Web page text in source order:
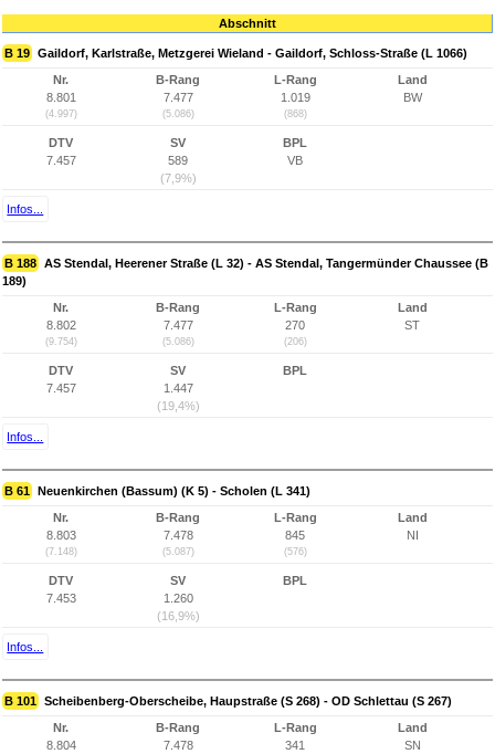
Abschnitt
B 19 Gaildorf, Karlstraße, Metzgerei Wieland - Gaildorf, Schloss-Straße (L 1066)
Nr.
8.801
(4.997)
B-Rang
7.477
(5.086)
L-Rang
1.019
(868)
Land
BW
DTV
7.457
SV
589
(7,9%)
BPL
VB
Infos...
B 188 AS Stendal, Heerener Straße (L 32) - AS Stendal, Tangermünder Chaussee (B
189)
Nr.
8.802
(9.754)
B-Rang
7.477
(5.086)
L-Rang
270
(206)
Land
ST
DTV
7.457
SV
1.447
(19,4%)
BPL
Infos...
B 61 Neuenkirchen (Bassum) (K 5) - Scholen (L 341)
Nr.
8.803
(7.148)
B-Rang
7.478
(5.087)
L-Rang
845
(576)
Land
NI
DTV
7.453
SV
1.260
(16,9%)
BPL
Infos...
B 101 Scheibenberg-Oberscheibe, Haupstraße (S 268) - OD Schlettau (S 267)
Nr.
8.804
B-Rang
7.478
L-Rang
341
Land
SN